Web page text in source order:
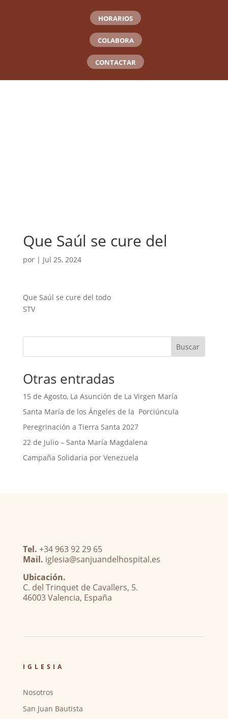
HORARIOS
COLABORA
CONTACTAR
Que Saúl se cure del
por | Jul 25, 2024
Que Saúl se cure del todo
STV
Buscar
Otras entradas
15 de Agosto, La Asunción de La Virgen María
Santa María de los Ángeles de la Porciúncula
Peregrinación a Tierra Santa 2027
22 de Julio – Santa María Magdalena
Campaña Solidaria por Venezuela
Tel. +34 963 92 29 65
Mail. iglesia@sanjuandelhospital.es
Ubicación.
C. del Trinquet de Cavallers, 5.
46003 Valencia, España
IGLESIA
Nosotros
San Juan Bautista